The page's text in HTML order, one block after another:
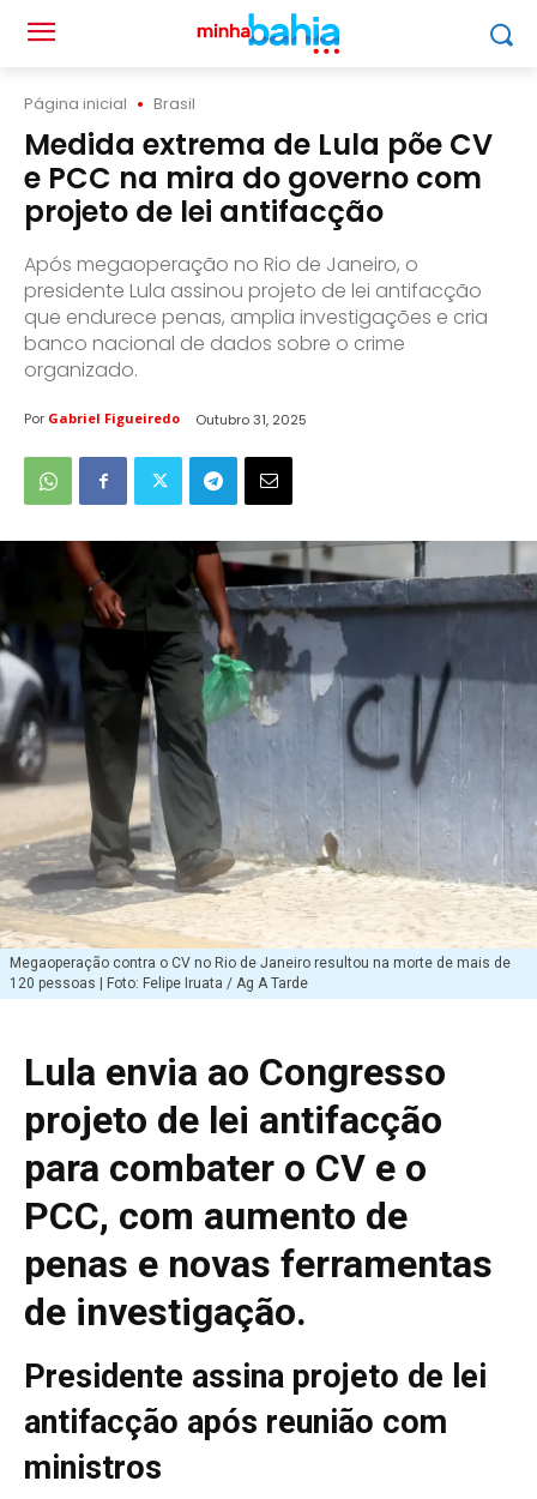
Página inicial Brasil
Medida extrema de Lula põe CV
e PCC na mira do governo com
projeto de lei antifacção
Após megaoperação no Rio de Janeiro, o
presidente Lula assinou projeto de lei antifacção
que endurece penas, amplia investigações e cria
banco nacional de dados sobre o crime
organizado.
Por Gabriel Figueiredo Outubro 31, 2025
Megaoperação contra o CV no Rio de Janeiro resultou na morte de mais de
120 pessoas | Foto: Felipe Iruata / Ag A Tarde
Lula envia ao Congresso
projeto de lei antifacção
para combater o CV e o
PCC, com aumento de
penas e novas ferramentas
de investigação.
Presidente assina projeto de lei
antifacção após reunião com
ministros